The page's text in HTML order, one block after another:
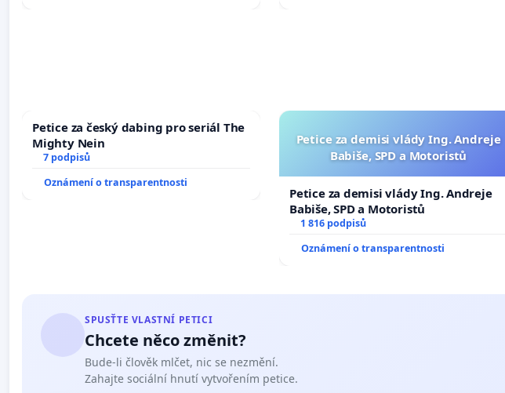
Petice za český dabing pro seriál The
Mighty Nein
7 podpisů
Oznámení o transparentnosti
Petice za demisi vlády Ing. Andreje
Babiše, SPD a Motoristů
Petice za demisi vlády Ing. Andreje
Babiše, SPD a Motoristů
1 816 podpisů
Oznámení o transparentnosti
SPUSŤTE VLASTNÍ PETICI
Chcete něco změnit?
Bude-li člověk mlčet, nic se nezmění.
Zahajte sociální hnutí vytvořením petice.